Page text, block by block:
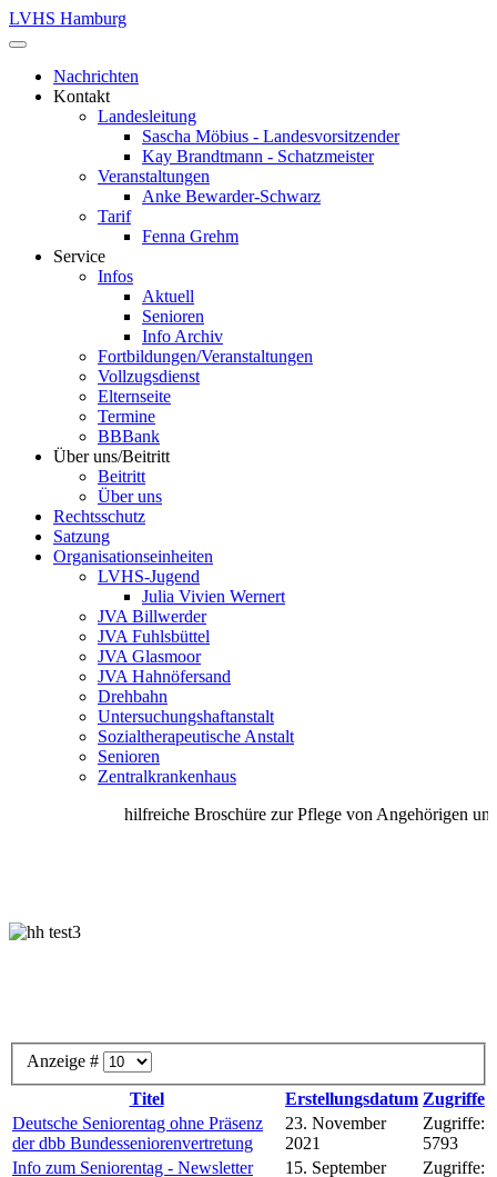
LVHS Hamburg
Nachrichten
Kontakt
Landesleitung
Sascha Möbius - Landesvorsitzender
Kay Brandtmann - Schatzmeister
Veranstaltungen
Anke Bewarder-Schwarz
Tarif
Fenna Grehm
Service
Infos
Aktuell
Senioren
Info Archiv
Fortbildungen/Veranstaltungen
Vollzugsdienst
Elternseite
Termine
BBBank
Über uns/Beitritt
Beitritt
Über uns
Rechtsschutz
Satzung
Organisationseinheiten
LVHS-Jugend
Julia Vivien Wernert
JVA Billwerder
JVA Fuhlsbüttel
JVA Glasmoor
JVA Hahnöfersand
Drehbahn
Untersuchungshaftanstalt
Sozialtherapeutische Anstalt
Senioren
Zentralkrankenhaus
hilfreiche Broschüre zur Pflege von Angehörigen
Anzeige #
Titel
Erstellungsdatum Zugriffe
Deutsche Seniorentag ohne Präsenz
der dbb Bundesseniorenvertretung
23. November
2021
Zugriffe:
5793
Info zum Seniorentag - Newsletter
15. September
Zugriffe: